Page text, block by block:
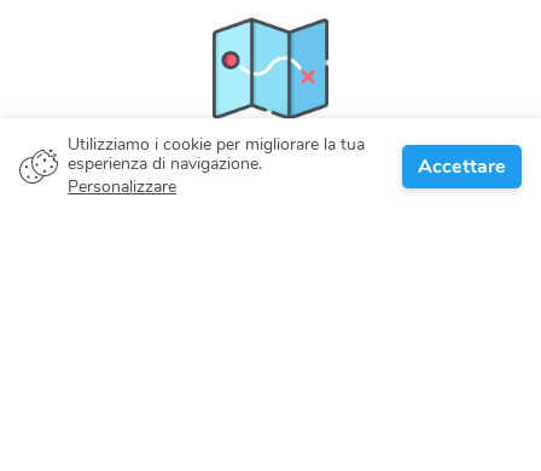
Utilizziamo i cookie per migliorare la tua
esperienza di navigazione.
Personalizzare
Accettare
Quando cerchi aiuto